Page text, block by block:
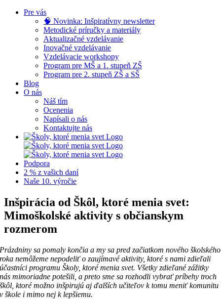
Skip
Pre vás
🧠 Novinka: Inšpiratívny newsletter
Metodické príručky a materiály
Aktualizačné vzdelávanie
Inovačné vzdelávanie
Vzdelávacie workshopy
Program pre MŠ a 1. stupeň ZŠ
Program pre 2. stupeň ZŠ a SŠ
Blog
O nás
Náš tím
Ocenenia
Napísali o nás
Kontaktujte nás
Podpora
2 % z vašich daní
Naše 10. výročie
Inšpirácia od Škôl, ktoré menia svet:
Mimoškolské aktivity s občianskym
rozmerom
Prázdniny sa pomaly končia a my sa pred začiatkom nového školského
roka nemôžeme nepodeliť o zaujímavé aktivity, ktoré s nami zdieľali
účastníci programuŠkoly, ktoré menia svet. Všetky zdieľané zážitky
nás mimoriadne potešili, a preto sme sa rozhodli vybrať príbehy troch
škôl, ktoré možno inšpirujú aj ďalších učiteľov k tomu meniť komunitu
v škole i mimo nej k lepšiemu.